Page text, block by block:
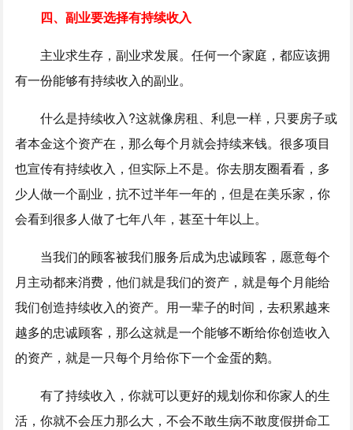
四、副业要选择有持续收入
主业求生存，副业求发展。任何一个家庭，都应该拥
有一份能够有持续收入的副业。
什么是持续收入?这就像房租、利息一样，只要房子或
者本金这个资产在，那么每个月就会持续来钱。很多项目
也宣传有持续收入，但实际上不是。你去朋友圈看看，多
少人做一个副业，抗不过半年一年的，但是在美乐家，你
会看到很多人做了七年八年，甚至十年以上。
当我们的顾客被我们服务后成为忠诚顾客，愿意每个
月主动都来消费，他们就是我们的资产，就是每个月能给
我们创造持续收入的资产。用一辈子的时间，去积累越来
越多的忠诚顾客，那么这就是一个能够不断给你创造收入
的资产，就是一只每个月给你下一个金蛋的鹅。
有了持续收入，你就可以更好的规划你和你家人的生
活，你就不会压力那么大，不会不敢生病不敢度假拼命工